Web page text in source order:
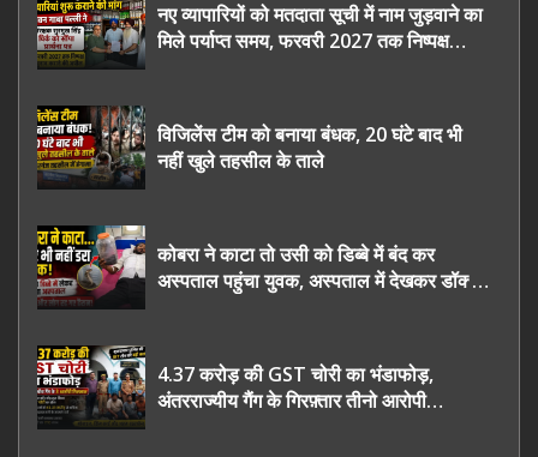
नए व्यापारियों को मतदाता सूची में नाम जुड़वाने का
मिले पर्याप्त समय, फरवरी 2027 तक निष्पक्ष
विजिलेंस टीम को बनाया बंधक, 20 घंटे बाद भी
नहीं खुले तहसील के ताले
कोबरा ने काटा तो उसी को डिब्बे में बंद कर
अस्पताल पहुंचा युवक, अस्पताल में देखकर डॉक्टर
4.37 करोड़ की GST चोरी का भंडाफोड़,
अंतरराज्यीय गैंग के गिरफ़्तार तीनो आरोपी